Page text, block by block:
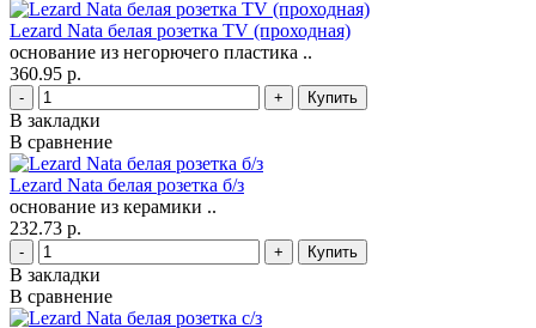
Lezard Nata белая розетка TV (проходная)
основание из негорючего пластика ..
360.95 р.
- +
В закладки
В сравнение
Lezard Nata белая розетка б/з
основание из керамики ..
232.73 р.
- +
В закладки
В сравнение